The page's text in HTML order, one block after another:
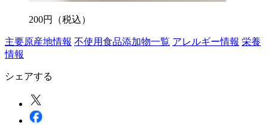
200円 （税込）
主要原産地情報 不使用食品添加物一覧 アレルギー情報 栄養
情報
シェアする